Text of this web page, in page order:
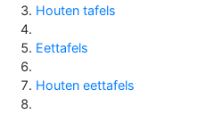
Houten tafels
Eettafels
Houten eettafels